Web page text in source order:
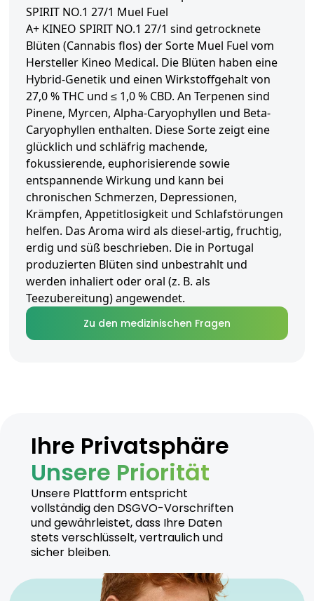
SPIRIT NO.1 27/1 Muel Fuel
A+ KINEO SPIRIT NO.1 27/1 sind getrocknete
Blüten (Cannabis flos) der Sorte Muel Fuel vom
Hersteller Kineo Medical. Die Blüten haben eine
Hybrid-Genetik und einen Wirkstoffgehalt von
27,0 % THC und ≤ 1,0 % CBD. An Terpenen sind
Pinene, Myrcen, Alpha-Caryophyllen und Beta-
Caryophyllen enthalten. Diese Sorte zeigt eine
glücklich und schläfrig machende,
fokussierende, euphorisierende sowie
entspannende Wirkung und kann bei
chronischen Schmerzen, Depressionen,
Krämpfen, Appetitlosigkeit und Schlafstörungen
helfen. Das Aroma wird als diesel-artig, fruchtig,
erdig und süß beschrieben. Die in Portugal
produzierten Blüten sind unbestrahlt und
werden inhaliert oder oral (z. B. als
Teezubereitung) angewendet.
Zu den medizinischen Fragen
Ihre Privatsphäre
Unsere Priorität
Unsere Plattform entspricht
vollständig den DSGVO-Vorschriften
und gewährleistet, dass Ihre Daten
stets verschlüsselt, vertraulich und
sicher bleiben.